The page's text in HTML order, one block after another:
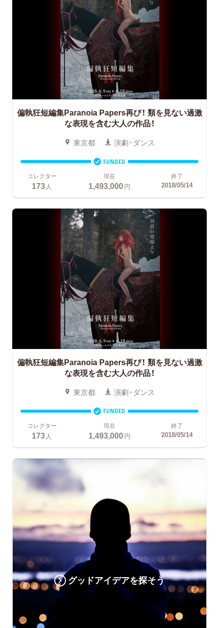
偏執狂短編集Paranoia Papers再び！ 類を見ない過激
な表現を含む大人の作品！
東京都 演劇・ダンス
FUNDED
コレクター
173人
現在
1,493,000円
終了
2018/05/14
偏執狂短編集Paranoia Papers再び！ 類を見ない過激
な表現を含む大人の作品！
東京都 演劇・ダンス
FUNDED
コレクター
173人
現在
1,493,000円
終了
2018/05/14
グッドアイデアを探そう